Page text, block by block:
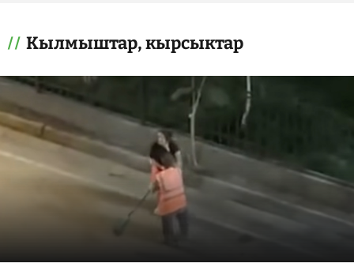
Кылмыштар, кырсыктар